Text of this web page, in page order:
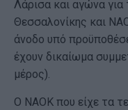
Λάρισα και αγώνα
Θεσσαλονίκης και
άνοδο υπό
έχουν δικαίωμα
μέρος).
Ο ΝΑΟΚ που είχε τα